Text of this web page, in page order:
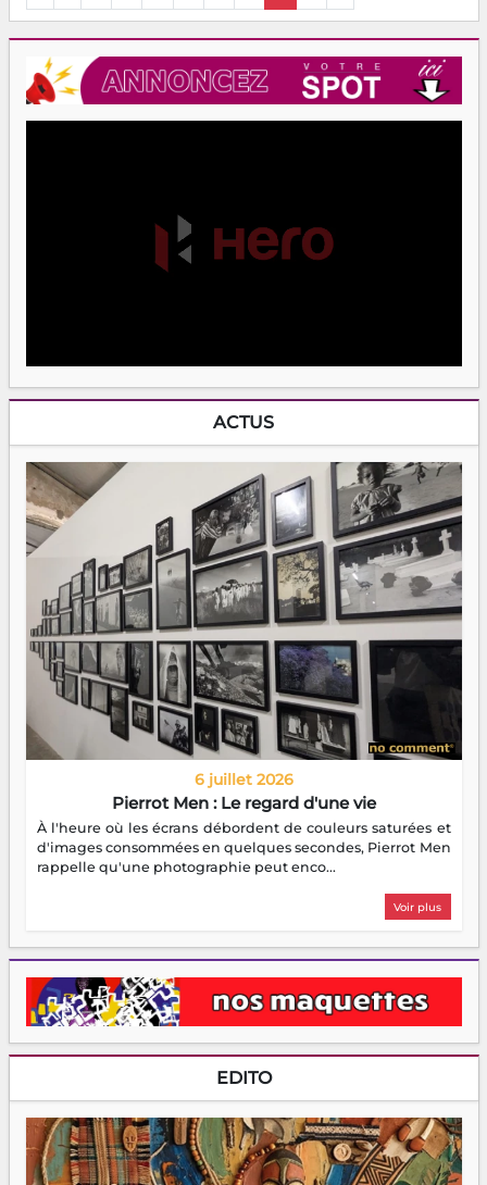
ACTUS
6 juillet 2026
Pierrot Men : Le regard d'une vie
À l'heure où les écrans débordent de couleurs saturées et
d'images consommées en quelques secondes, Pierrot Men
rappelle qu'une photographie peut enco...
Voir plus
EDITO